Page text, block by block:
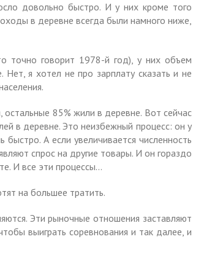
довольно быстро. И у них кроме того
в деревне всегда были намного ниже,
точно говорит 1978-й год), у них объем
я хотел не про зарплату сказать и не
85% жили в деревне. Вот сейчас
в деревне. Это неизбежный процесс: он у
А если увеличивается численность
спрос на другие товары. И он гораздо
И все эти процессы…
на большее тратить.
Эти рыночные отношения заставляют
выиграть соревнования и так далее, и